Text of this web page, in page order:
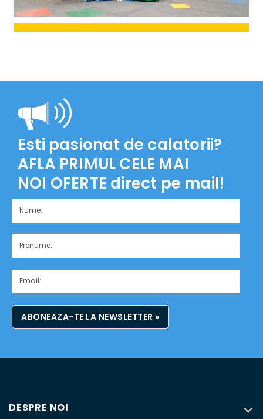
35€ 80€
Esti pasionat de calatorii?
AFLA PRIMUL CELE MAI
NOI OFERTE direct pe mail!
ABONEAZA-TE LA NEWSLETTER »
DESPRE NOI